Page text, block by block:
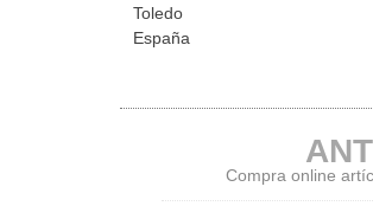
Toledo
España
Compra online